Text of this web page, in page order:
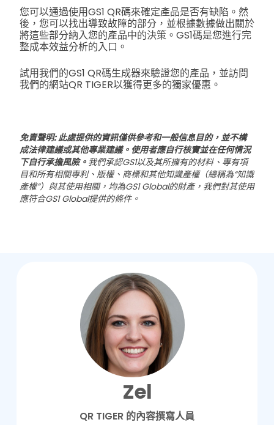
您可以通過使用GS1 QR碼來確定產品是否有缺陷。然
後，您可以找出導致故障的部分，並根據數據做出關於
將這些部分納入您的產品中的決策。GS1碼是您進行完
整成本效益分析的入口。
試用我們的GS1 QR碼生成器來驗證您的產品，並訪問
我們的網站QR TIGER以獲得更多的獨家優惠。
免責聲明: 此處提供的資訊僅供參考和一般信息目的，並不構
成法律建議或其他專業建議。使用者應自行核實並在任何情況
下自行承擔風險。 我們承認GS1以及其所擁有的材料、專有項
目和所有相關專利、版權、商標和其他知識產權（總稱為“知識
產權”）與其使用相關，均為GS1 Global的財產，我們對其使用
應符合GS1 Global提供的條件。
Zel
QR TIGER 的內容撰寫人員